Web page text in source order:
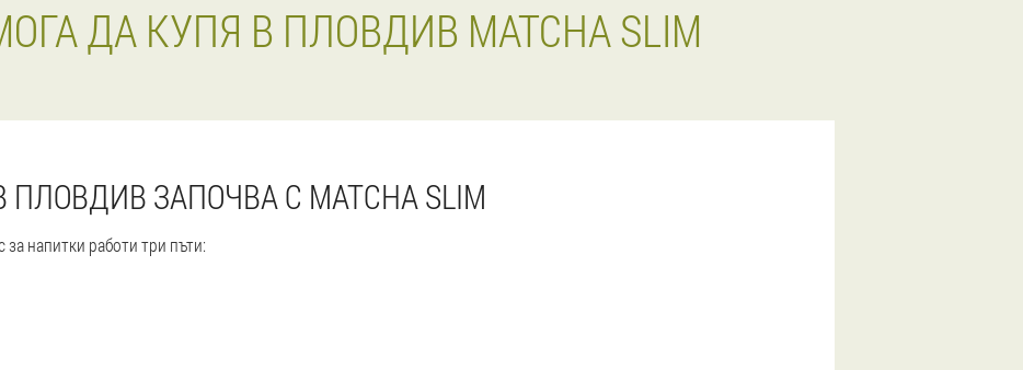
ДА КУПЯ В ПЛОВДИВ MATCHA SLIM
ЗАПОЧВА С MATCHA SLIM
напитки работи три пъти: